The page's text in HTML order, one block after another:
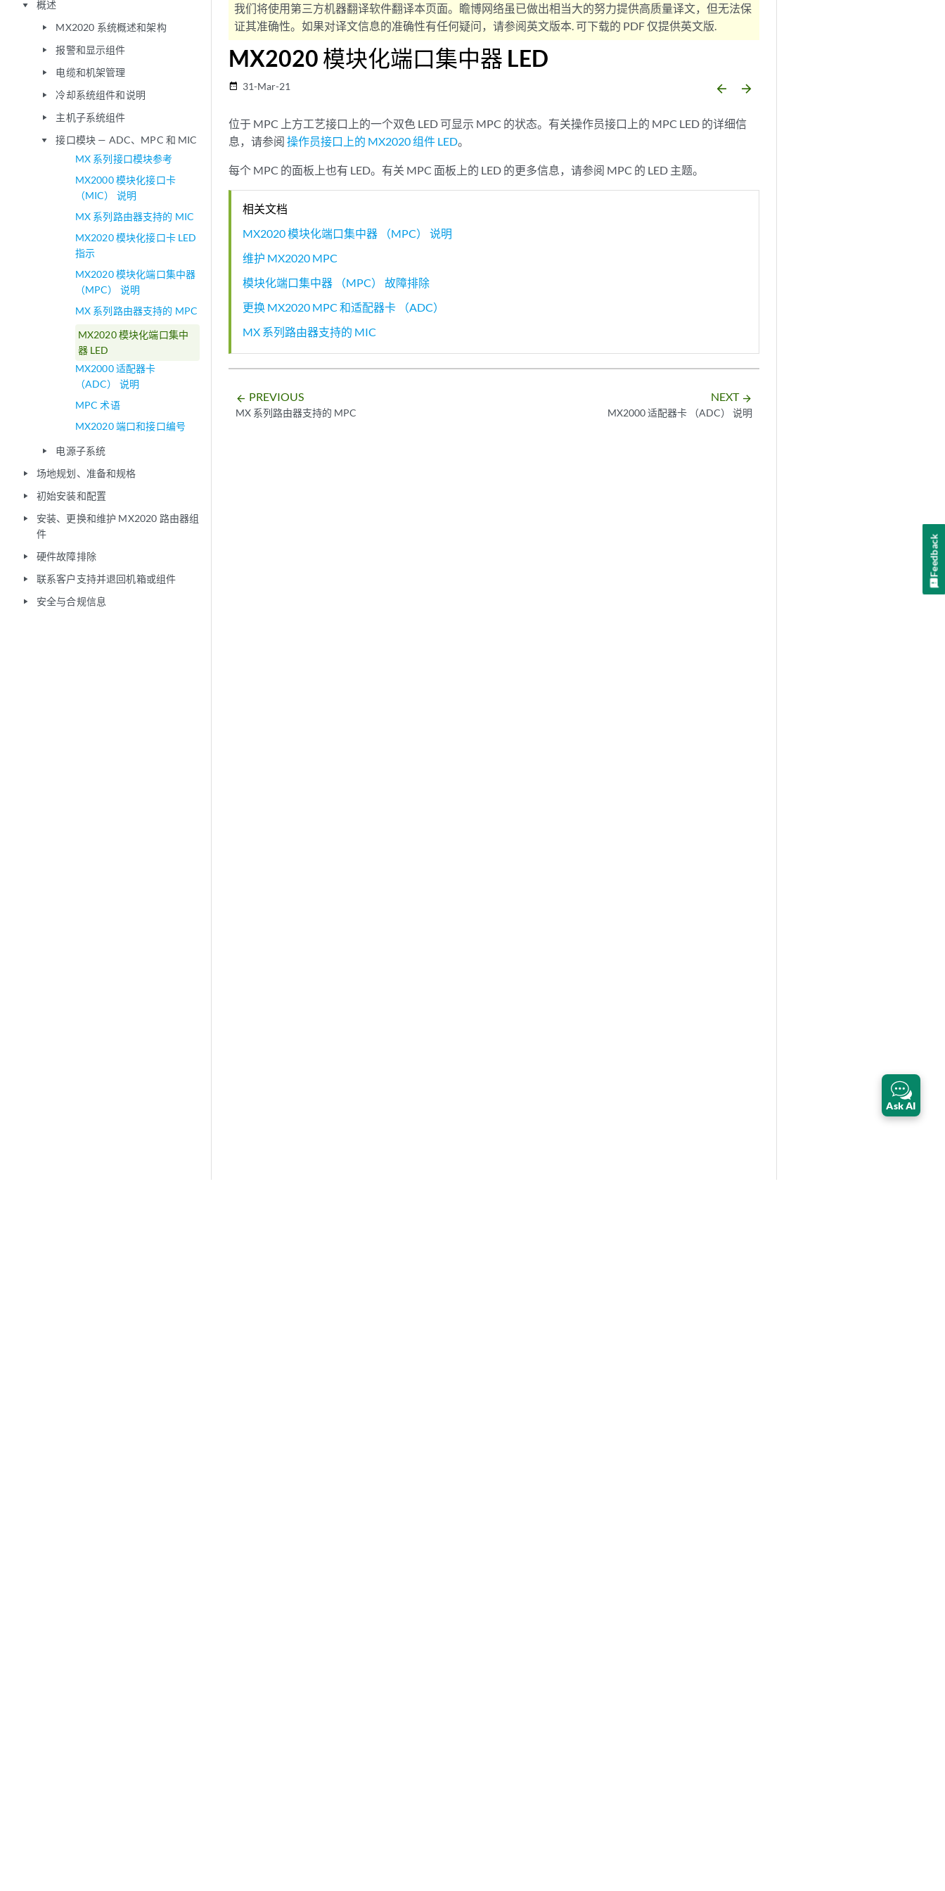
play_arrow 概述
play_arrow MX2020 系统概述和架构
play_arrow 报警和显示组件
play_arrow 电缆和机架管理
play_arrow 冷却系统组件和说明
play_arrow 主机子系统组件
play_arrow
接口模块 — ADC、MPC 和 MIC
MX 系列接口模块参考
MX2000 模块化接口卡
（MIC） 说明
MX 系列路由器支持的 MIC
MX2020 模块化接口卡 LED
指示
MX2020 模块化端口集中器
（MPC） 说明
MX 系列路由器支持的 MPC
MX2020 模块化端口集中
器 LED
MX2000 适配器卡
（ADC） 说明
MPC 术语
MX2020 端口和接口编号
play_arrow 电源子系统
play_arrow 场地规划、准备和规格
play_arrow 初始安装和配置
play_arrow
安装、更换和维护 MX2020 路由器组
件
play_arrow 硬件故障排除
play_arrow 联系客户支持并退回机箱或组件
play_arrow 安全与合规信息
我们将使用第三方机器翻译软件翻译本页面。瞻博网络虽已做出相当大的努力提供高质量译文，但无法保
证其准确性。如果对译文信息的准确性有任何疑问，请参阅英文版本. 可下载的 PDF 仅提供英文版.
MX2020 模块化端口集中器 LED
date_range 31-Mar-21 arrow_backward arrow_forward
位于 MPC 上方工艺接口上的一个双色 LED 可显示 MPC 的状态。有关操作员接口上的 MPC LED 的详细信
息，请参阅 操作员接口上的 MX2020 组件 LED。
每个 MPC 的面板上也有 LED。有关 MPC 面板上的 LED 的更多信息，请参阅 MPC 的 LED 主题。
相关文档
MX2020 模块化端口集中器 （MPC） 说明
维护 MX2020 MPC
模块化端口集中器 （MPC） 故障排除
更换 MX2020 MPC 和适配器卡 （ADC）
MX 系列路由器支持的 MIC
arrow_backward PREVIOUS
MX 系列路由器支持的 MPC
NEXT arrow_forward
MX2000 适配器卡 （ADC） 说明
Ask AI
Feedback